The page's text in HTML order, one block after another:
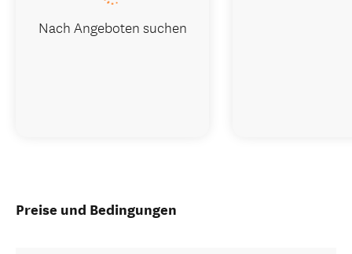
Preise und Bedingungen
Nach Angeboten suchen